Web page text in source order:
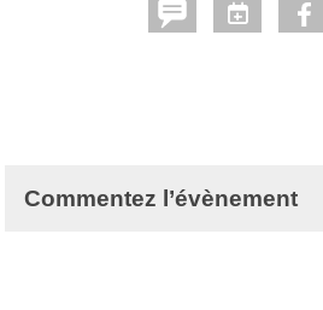
Commentez l’évènement